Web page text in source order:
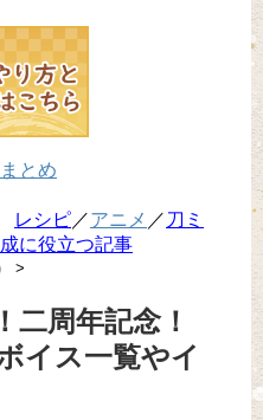
とめ
レシピ／アニメ ／ 刀ミ
に役立つ記事
>
二周年記念！
イス一覧やイ